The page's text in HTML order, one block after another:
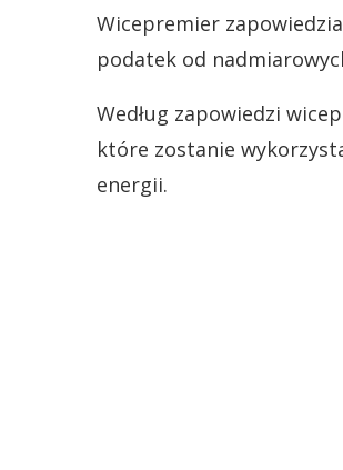
Wicepremier
podatek od
Według zapowiedzi
które zostanie
energii.